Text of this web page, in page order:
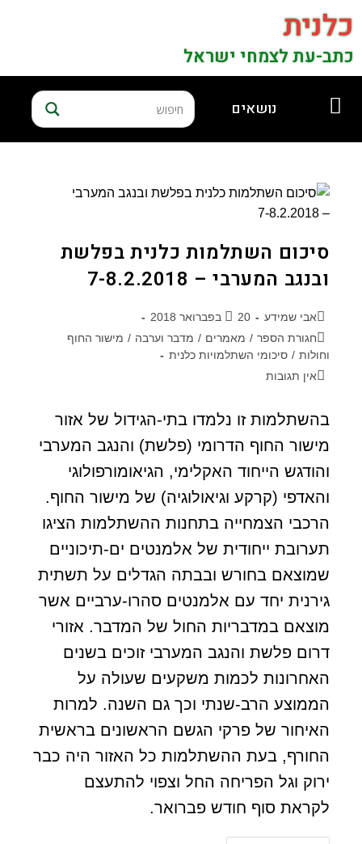
כלנית
כתב-עת לצמחי ישראל
נושאים
סיכום השתלמות כלנית בפלשת
ובנגב המערבי – 7-8.2.2018
אבי שמידע
20 בפברואר 2018
חגורת הספר / מאמרים / מדבר וערבה / מישור החוף
וחולות / סיכומי השתלמויות כלנית
אין תגובות
בהשתלמות זו נלמדו בתי-הגידול של אזור
מישור החוף הדרומי (פלשת) והנגב המערבי
והודגש הייחוד האקלימי, הגיאומורפולוגי
והאדפי (קרקע וגיאולוגיה) של מישור החוף.
הרכבי הצמחייה בתחנות ההשתלמות הציגו
תערובת ייחודית של אלמנטים ים-תיכוניים
שמוצאם בחורש ובבתה הגדלים על תשתית
גירנית יחד עם אלמנטים סהרו-ערביים אשר
מוצאם במדבריות החול של המדבר. אזורי
דרום פלשת והנגב המערבי זוכים בשנים
האחרונות לכמות משקעים שעולה על
הממוצע הרב-שנתי וכך גם השנה. למרות
האיחור של פרקי הגשם הראשונים בראשית
החורף, בעת ההשתלמות כל האזור היה כבר
ירוק וגל הפריחה החל וצפוי להתעצם
לקראת סוף חודש פברואר.